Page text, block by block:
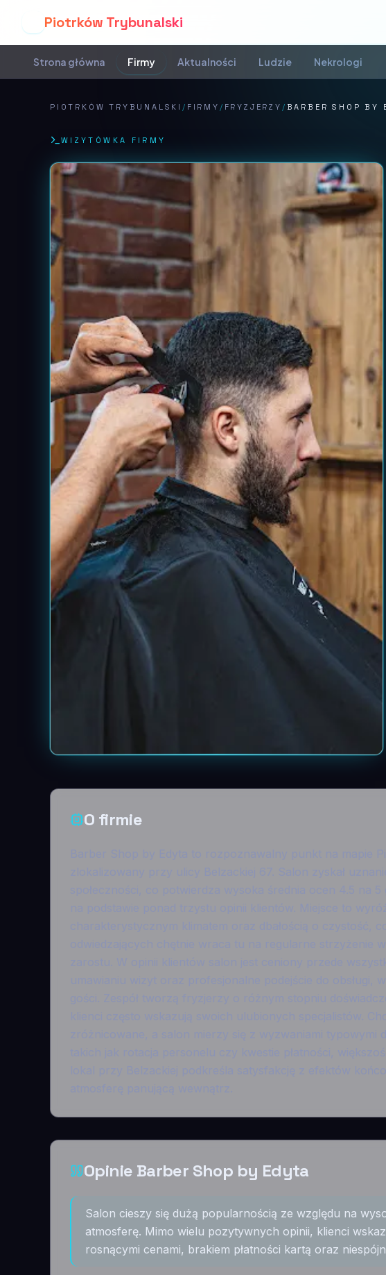
Piotrków Trybunalski
Strona główna Firmy Aktualności Ludzie Nekrologi
PIOTRKÓW TRYBUNALSKI / FIRMY / FRYZJERZY / BARBER SHOP BY
WIZYTÓWKA FIRMY
O firmie
Opinie Barber Shop by Edyta
Salon cieszy się dużą popularnością ze względu na
atmosferę. Mimo wielu pozytywnych opinii, klienci
rosnącymi cenami, brakiem płatności kartą oraz